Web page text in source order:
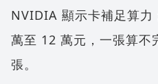
NVIDIA 顯示卡補足算力
萬至 12 萬元，一張算不
張。